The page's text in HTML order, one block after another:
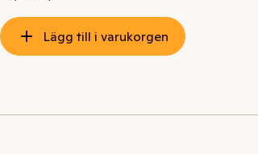
Lägg till i varukorgen